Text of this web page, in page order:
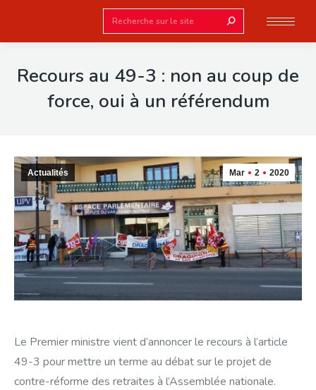
Search:
Recours au 49-3 : non au coup de
force, oui à un référendum
Mar 2 2020
Actualités
Le Premier ministre vient d’annoncer le recours à l’article
49-3 pour mettre un terme au débat sur le projet de
contre-réforme des retraites à l’Assemblée nationale.